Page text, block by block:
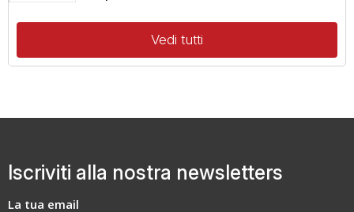
Vedi tutti
Iscriviti alla nostra newsletters
La tua email